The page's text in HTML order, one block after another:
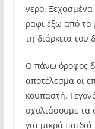
νερό.
ράφι έξω από το
τη διάρκεια του
Ο πάνω όροφος
αποτέλεσμα οι
κουπαστή.
σχολιάσουμε τα
για μικρά